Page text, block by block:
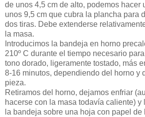
de unos 4,5 cm de alto, podemos hacer
unos 9,5 cm que cubra la plancha para
dos tiras. Debe extenderse
la masa.
Introducimos la bandeja en horno
210º C durante el tiempo necesario
tono dorado, ligeramente tostado, más
8-16 minutos, dependiendo del horno y
pieza.
Retiramos del horno, dejamos enfriar
hacerse con la masa todavía caliente) y
la bandeja sobre una hoja con papel